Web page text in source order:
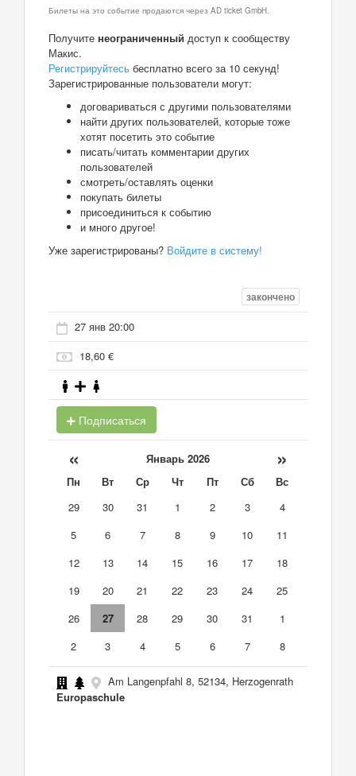
Билеты на это событие продаются через AD ticket GmbH.
Получите неограниченный доступ к сообществу
Макис.
Регистрируйтесь бесплатно всего за 10 секунд!
Зарегистрированные пользователи могут:
договариваться с другими пользователями
найти других пользователей, которые тоже
хотят посетить это событие
писать/читать комментарии других
пользователей
смотреть/оставлять оценки
покупать билеты
присоединиться к событию
и много другое!
Уже зарегистрированы? Войдите в систему!
закончено
27 янв 20:00
18,60 €
Подписаться
« Январь 2026 »
Пн Вт Ср Чт Пт Сб
Вс
29
30 31 1 2 3
4
5
6 7 8 9 10
11
12
13 14 15 16 17
18
19
20 21 22 23 24
25
26
27 28 29 30 31
1
2
3 4 5 6 7 8
Am Langenpfahl 8, 52134, Herzogenrath
Europaschule